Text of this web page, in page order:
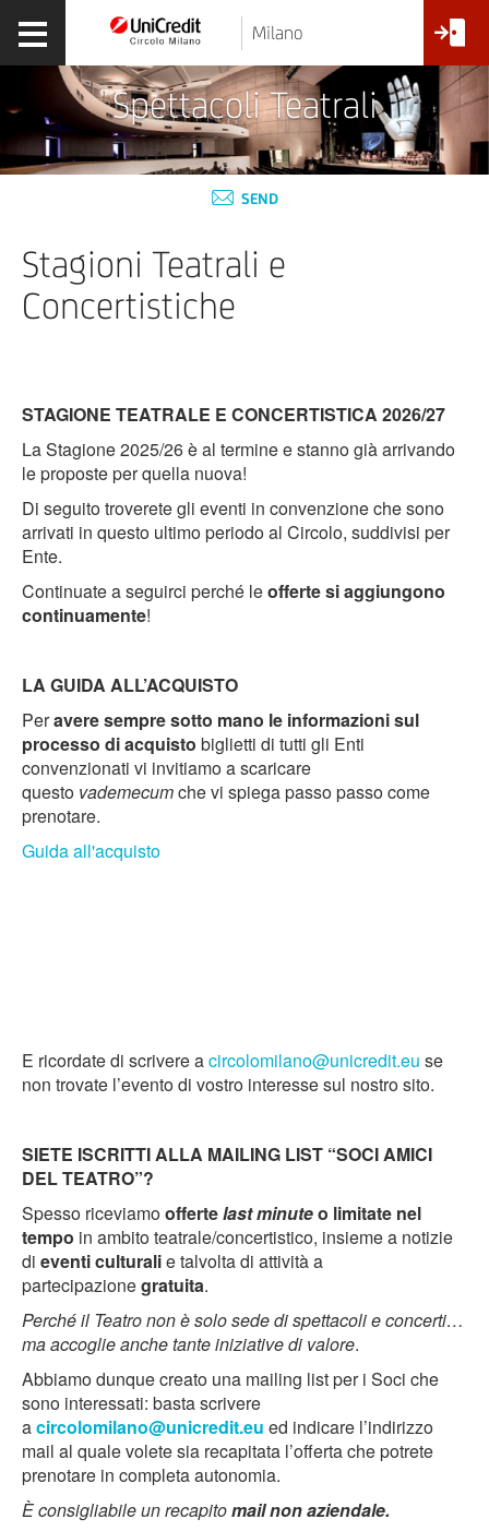
Milano
Spettacoli Teatrali
SEND
Stagioni Teatrali e
Concertistiche
STAGIONE TEATRALE E CONCERTISTICA 2026/27
La Stagione 2025/26 è al termine e stanno già arrivando
le proposte per quella nuova!
Di seguito troverete gli eventi in convenzione che sono
arrivati in questo ultimo periodo al Circolo, suddivisi per
Ente.
Continuate a seguirci perché leofferte si aggiungono
continuamente!
LA GUIDA ALL’ACQUISTO
Peravere sempre sotto mano le informazioni sul
processo di acquisto biglietti di tutti gli Enti
convenzionati vi invitiamo a scaricare
questo vademecumche vi spiega passo passo come
prenotare.
Guida all'acquisto
E ricordate di scrivere acircolomilano@unicredit.eu se
non trovate l’evento di vostro interesse sul nostro sito.
SIETE ISCRITTI ALLA MAILING LIST “SOCI AMICI
DEL TEATRO”?
Spesso riceviamooffertelast minuteo limitate nel
tempo in ambito teatrale/concertistico, insieme a notizie
di eventi culturalie talvolta di attività a
partecipazionegratuita.
Perché il Teatro non è solo sede di spettacoli e concerti…
ma accoglie anche tante iniziative di valore.
Abbiamo dunque creato una mailing list per i Soci che
sono interessati: basta scrivere
acircolomilano@unicredit.eu ed indicare l’indirizzo
mail al quale volete sia recapitata l’offerta che potrete
prenotare in completa autonomia.
È consigliabile un recapitomail non aziendale.